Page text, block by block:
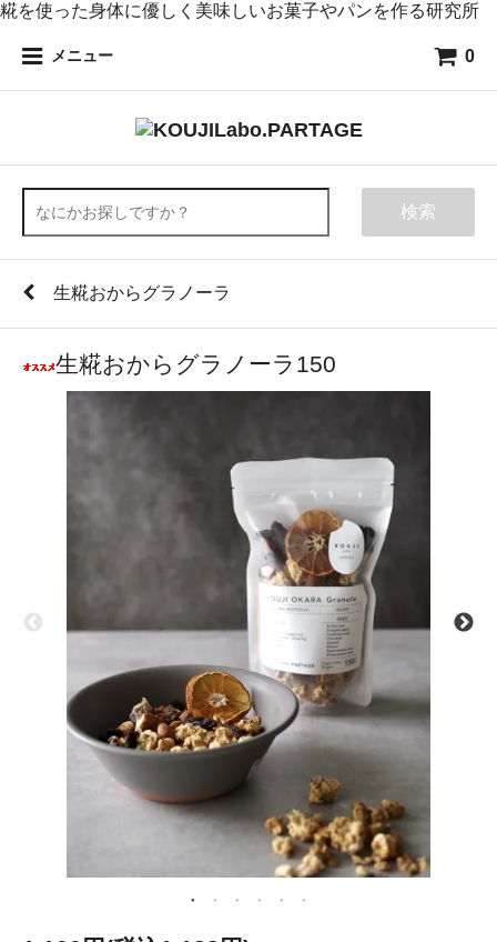
糀を使った身体に優しく美味しいお菓子やパンを作る研究所
メニュー 0
検索
生糀おからグラノーラ
生糀おからグラノーラ150